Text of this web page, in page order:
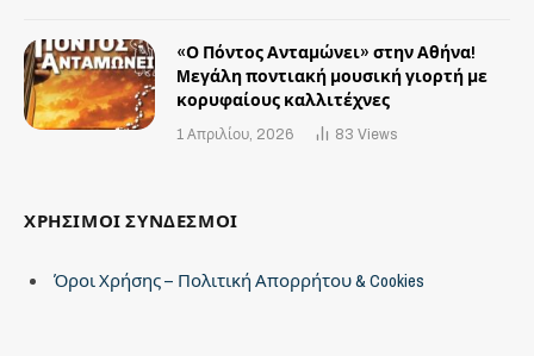
«Ο Πόντος Ανταμώνει» στην Αθήνα!
Mεγάλη ποντιακή μουσική γιορτή με
κορυφαίους καλλιτέχνες
1 Απριλίου, 2026 83 Views
ΧΡΗΣΙΜΟΙ ΣΥΝΔΕΣΜΟΙ
Όροι Χρήσης – Πολιτική Απορρήτου & Cookies